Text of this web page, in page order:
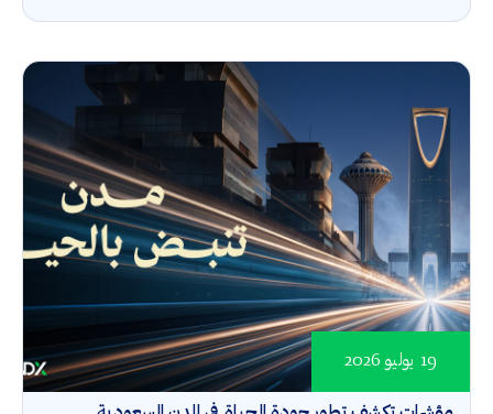
19 يوليو 2026